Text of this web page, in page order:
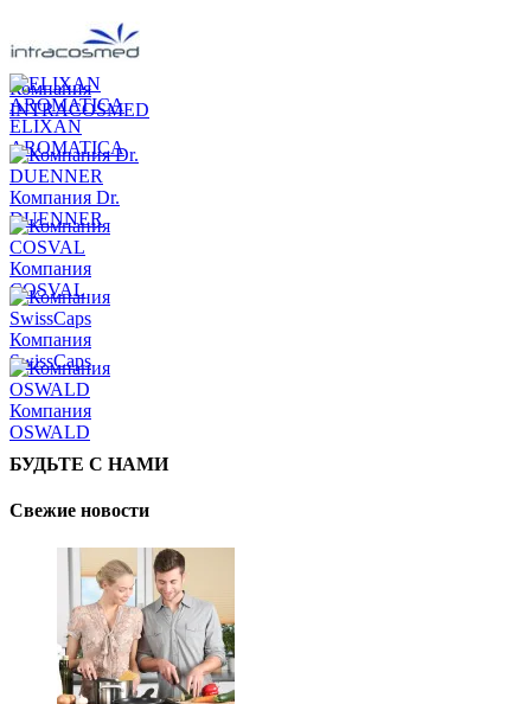
Компания
INTRACOSMED
ELIXAN
AROMATICA
Компания Dr.
DUENNER
Компания
COSVAL
Компания
SwissCaps
Компания
OSWALD
БУДЬТЕ С НАМИ
Свежие новости